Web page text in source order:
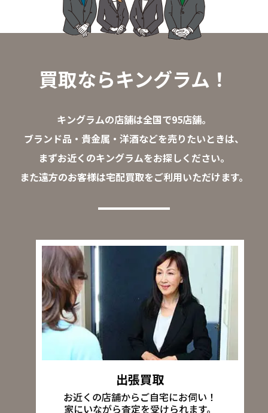
買取ならキングラム！
キングラムの店舗は全国で95店舗。
ブランド品・貴金属・洋酒などを売りたいときは、
まずお近くのキングラムをお探しください。
また遠方のお客様は宅配買取をご利用いただけます。
出張買取
お近くの店舗からご自宅にお伺い！
家にいながら査定を受けられます。